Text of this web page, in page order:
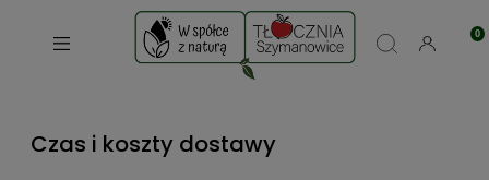
Czas i koszty dostawy